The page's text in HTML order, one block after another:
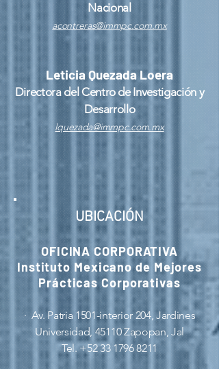
Nacional
acontreras@immpc.com.mx
Leticia Quezada Loera
Directora del Centro de Investigación y
Desarrollo
lquezada@immpc.com.mx
UBICACIÓN
OFICINA CORPORATIVA
Instituto Mexicano de Mejores
Prácticas Corporativas
· Av. Patria 1501-interior 204, Jardines
Universidad, 45110 Zapopan, Jal
Tel. +52 33 1796 8211